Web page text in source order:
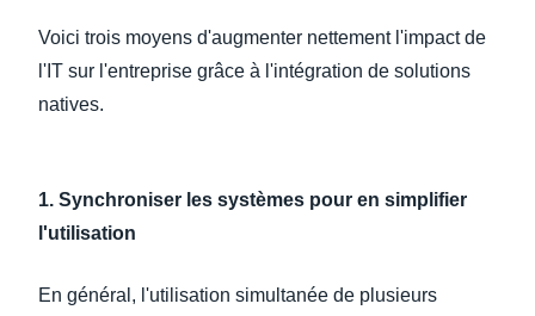
Voici trois moyens d'augmenter nettement l'impact de
l'IT sur l'entreprise grâce à l'intégration de solutions
natives.
1. Synchroniser les systèmes pour en simplifier
l'utilisation
En général, l'utilisation simultanée de plusieurs